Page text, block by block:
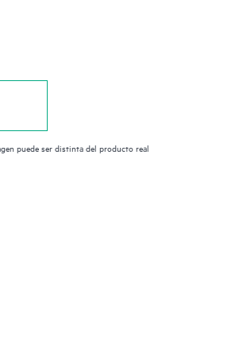
puede ser distinta del producto real